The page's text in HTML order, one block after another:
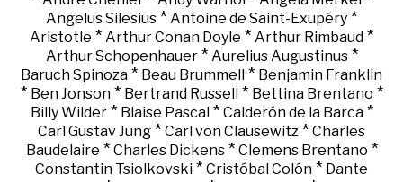
Angelus Silesius * Antoine de Saint-Exupéry *
Aristotle * Arthur Conan Doyle * Arthur Rimbaud *
Arthur Schopenhauer* Aurelius Augustinus*
Baruch Spinoza * Beau Brummell * Benjamin Franklin
* Ben Jonson* Bertrand Russell * Bettina Brentano *
Billy Wilder* Blaise Pascal* Calderón de la Barca*
Carl Gustav Jung * Carl von Clausewitz * Charles
Baudelaire * Charles Dickens* Clemens Brentano *
Constantin Tsiolkovski * Cristóbal Colón * Dante